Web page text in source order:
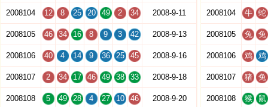
2008104 12 8 25 20 49 2 34 2008-9-11
2008105 46 34 16 8 9 3 42 2008-9-13
2008106 40 4 14 9 36 25 45 2008-9-16
2008107 2 34 17 46 49 38 33 2008-9-18
2008108 5 49 28 4 27 10 46 2008-9-20
2008104 牛 蛇
2008105 兔 兔
2008106 鸡 鸡
2008107 猪 兔
2008108 猴 鼠